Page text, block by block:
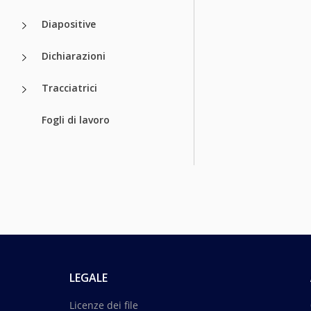
Diapositive
Dichiarazioni
Tracciatrici
Fogli di lavoro
LEGALE
Licenze dei file